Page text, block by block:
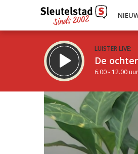
LUISTER LIVE:
De
6.00 - 12.00 uur
Inklappen